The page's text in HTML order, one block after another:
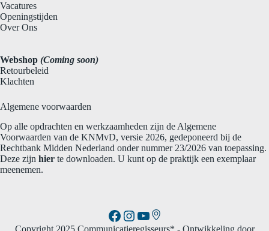
Vacatures
Openingstijden
Over Ons
Webshop (Coming soon)
Retourbeleid
Klachten
Algemene voorwaarden
Op alle opdrachten en werkzaamheden zijn de Algemene
Voorwaarden van de KNMvD, versie 2026, gedeponeerd bij de
Rechtbank Midden Nederland onder nummer 23/2026 van toepassing.
Deze zijn hier te downloaden. U kunt op de praktijk een exemplaar
meenemen.
Facebook
Instagram
YouTube
Link
Copyright 2025 Communicatieregisseurs* - Ontwikkeling door